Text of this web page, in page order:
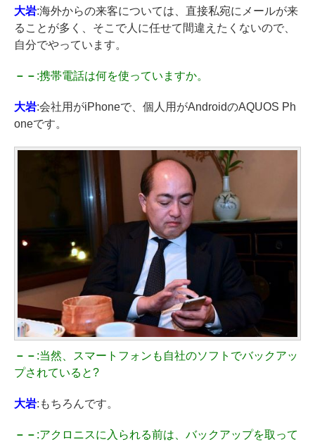
大岩:海外からの来客については、直接私宛にメールが来
ることが多く、そこで人に任せて間違えたくないので、
自分でやっています。
－－ :携帯電話は何を使っていますか。
大岩:会社用がiPhoneで、個人用がAndroidのAQUOS Ph
oneです。
－－ :当然、スマートフォンも自社のソフトでバックアッ
プされていると?
大岩:もちろんです。
－－ :アクロニスに入られる前は、バックアップを取って